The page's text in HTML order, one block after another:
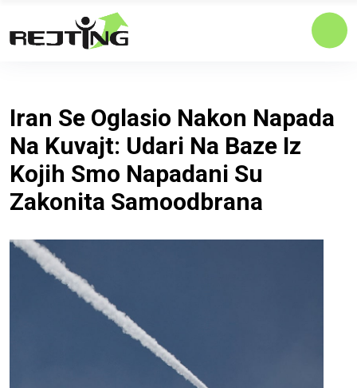
Iran Se Oglasio Nakon Napada
Na Kuvajt: Udari Na Baze Iz
Kojih Smo Napadani Su
Zakonita Samoodbrana